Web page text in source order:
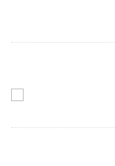
Slika